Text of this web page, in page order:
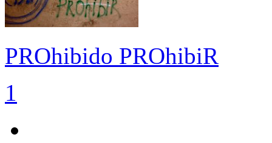
PROhibido PROhibiR
1